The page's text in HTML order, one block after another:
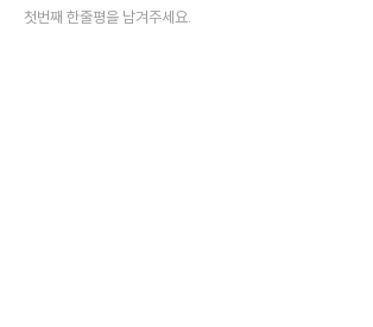
첫번째 한줄평을 남겨주세요.